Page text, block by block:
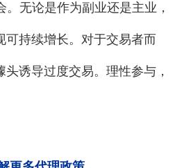
无论是作为副业还是主业，
持续增长。对于交易者而
诱导过度交易。理性参与，